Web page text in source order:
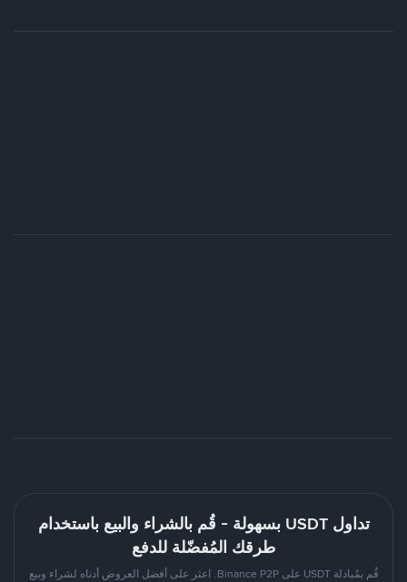
تداول USDT بسهولة - قُم بالشراء والبيع باستخدام
طرقك المُفضّلة للدفع
قُم بمُبادلة USDT على Binance P2P. اعثر على أفضل العروض أدناه لشراء وبيع